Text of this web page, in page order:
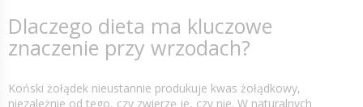
Dlaczego dieta ma kluczowe
znaczenie przy wrzodach?
Koński żołądek nieustannie produkuje kwas żołądkowy,
niezależnie od tego, czy zwierzę je, czy nie. W naturalnych